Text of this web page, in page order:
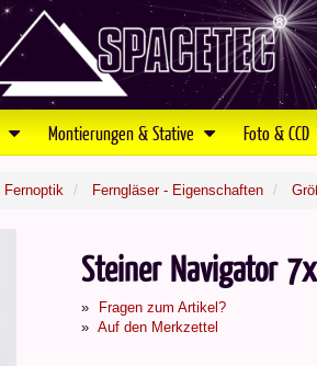
Montierungen & Stative Foto & CCD
Fernoptik Ferngläser - Eigenschaften
Steiner Navigator
Fragen zum Artikel?
Auf den Merkzettel